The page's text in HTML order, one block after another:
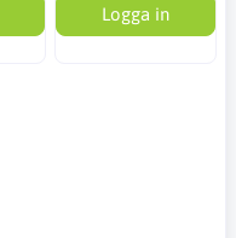
Logga in